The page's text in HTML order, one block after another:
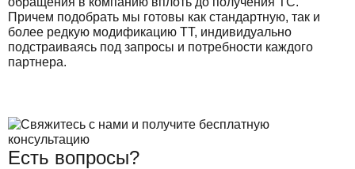
Причем подобрать мы готовы как стандартную, так и
более редкую модификацию ТТ, индивидуально
подстраиваясь под запросы и потребности каждого
партнера.
Есть вопросы?